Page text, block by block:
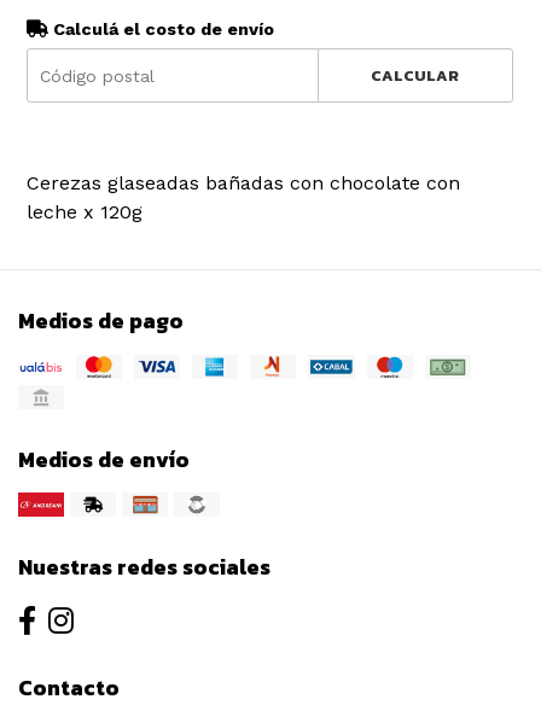
Calculá el costo de envío
CALCULAR
Cerezas glaseadas bañadas con chocolate con
leche x 120g
Medios de pago
Medios de envío
Nuestras redes sociales
Contacto